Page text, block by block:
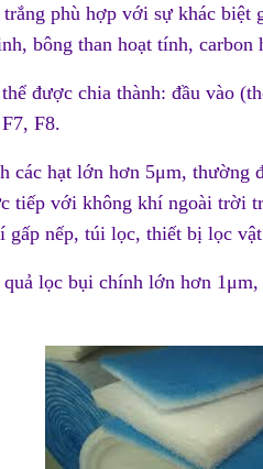
phù hợp với sự khác biệt
bông than hoạt tính,
được chia thành: đầu vào
F8.
hạt lớn hơn 5μm, thường
tiếp với không khí ngoài trời
gấp nếp, túi lọc, thiết bị lọc
lọc bụi chính lớn hơn